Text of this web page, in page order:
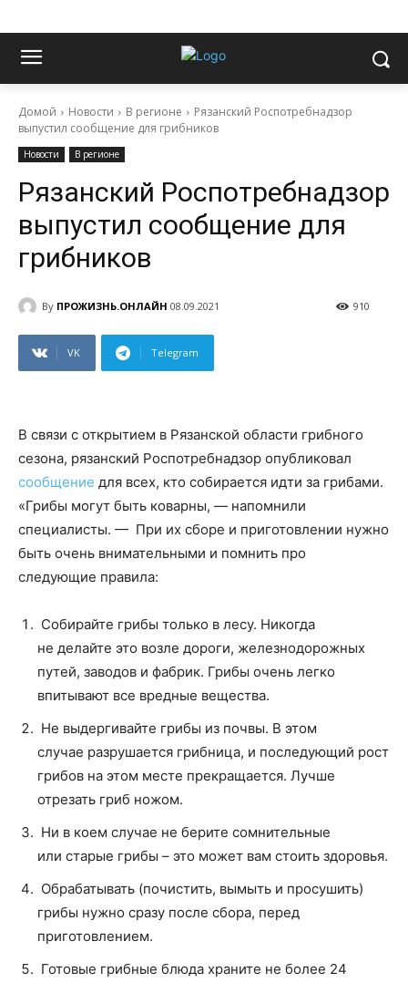
Домой Новости В регионе
Рязанский Роспотребнадзор
выпустил сообщение для грибников
Новости В регионе
Рязанский Роспотребнадзор
выпустил сообщение для
грибников
By ПРОЖИЗНЬ.ОНЛАЙН 08.09.2021 910
VK Telegram
В связи с открытием в Рязанской области грибного
сезона, рязанский Роспотребнадзор опубликовал
сообщение для всех, кто собирается идти за грибами.
«Грибы могут быть коварны, — напомнили
специалисты. — При их сборе и приготовлении нужно
быть очень внимательными и помнить про
следующие правила:
Собирайте грибы только в лесу. Никогда
не делайте это возле дороги, железнодорожных
путей, заводов и фабрик. Грибы очень легко
впитывают все вредные вещества.
Не выдергивайте грибы из почвы. В этом
случае разрушается грибница, и последующий рост
грибов на этом месте прекращается. Лучше
отрезать гриб ножом.
Ни в коем случае не берите сомнительные
или старые грибы – это может вам стоить здоровья.
Обрабатывать (почистить, вымыть и просушить)
грибы нужно сразу после сбора, перед
приготовлением.
Готовые грибные блюда храните не более 24